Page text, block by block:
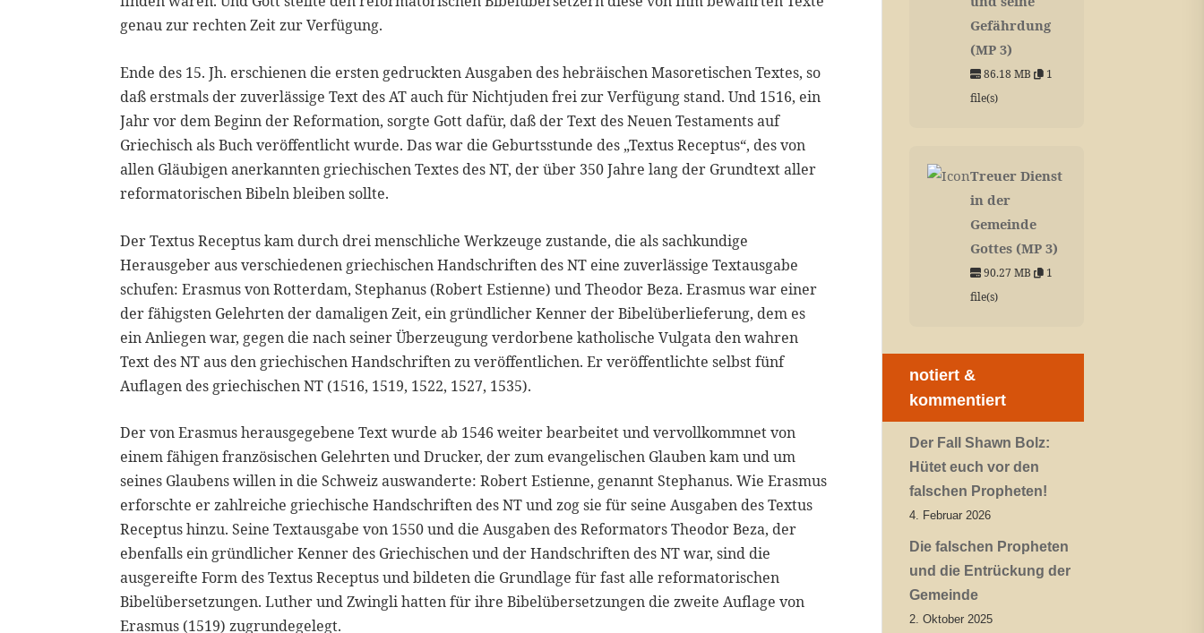
genau zur rechten Zeit zur Verfügung.
Ende des 15. Jh. erschienen die ersten gedruckten Ausgaben des hebräischen Masoretischen Textes, so
daß erstmals der zuverlässige Text des AT auch für Nichtjuden frei zur Verfügung stand. Und 1516, ein
Jahr vor dem Beginn der Reformation, sorgte Gott dafür, daß der Text des Neuen Testaments auf
Griechisch als Buch veröffentlicht wurde. Das war die Geburtsstunde des „Textus Receptus“, des von
allen Gläubigen anerkannten griechischen Textes des NT, der über 350 Jahre lang der Grundtext aller
reformatorischen Bibeln bleiben sollte.
Der Textus Receptus kam durch drei menschliche Werkzeuge zustande, die als sachkundige
Herausgeber aus verschiedenen griechischen Handschriften des NT eine zuverlässige Textausgabe
schufen: Erasmus von Rotterdam, Stephanus (Robert Estienne) und Theodor Beza. Erasmus war einer
der fähigsten Gelehrten der damaligen Zeit, ein gründlicher Kenner der Bibelüberlieferung, dem es
ein Anliegen war, gegen die nach seiner Überzeugung verdorbene katholische Vulgata den wahren
Text des NT aus den griechischen Handschriften zu veröffentlichen. Er veröffentlichte selbst fünf
Auflagen des griechischen NT (1516, 1519, 1522, 1527, 1535).
Der von Erasmus herausgegebene Text wurde ab 1546 weiter bearbeitet und vervollkommnet von
einem fähigen französischen Gelehrten und Drucker, der zum evangelischen Glauben kam und um
seines Glaubens willen in die Schweiz auswanderte: Robert Estienne, genannt Stephanus. Wie Erasmus
erforschte er zahlreiche griechische Handschriften des NT und zog sie für seine Ausgaben des Textus
Receptus hinzu. Seine Textausgabe von 1550 und die Ausgaben des Reformators Theodor Beza, der
ebenfalls ein gründlicher Kenner des Griechischen und der Handschriften des NT war, sind die
ausgereifte Form des Textus Receptus und bildeten die Grundlage für fast alle reformatorischen
Bibelübersetzungen. Luther und Zwingli hatten für ihre Bibelübersetzungen die zweite Auflage von
Erasmus (1519) zugrundegelegt.
Gefährdung
(MP 3)
86.18 MB
1
file(s)
Treuer Dienst
in der
Gemeinde
Gottes (MP 3)
90.27 MB
1
file(s)
notiert &
kommentiert
Der Fall Shawn Bolz:
Hütet euch vor den
falschen Propheten!
4. Februar 2026
Die falschen Propheten
und die Entrückung der
Gemeinde
2. Oktober 2025